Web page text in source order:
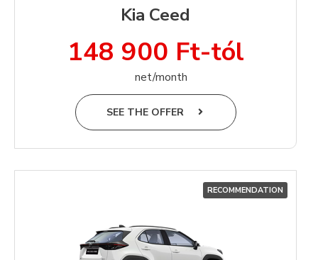
Kia Ceed
148 900 Ft-tól
net/month
SEE THE OFFER
RECOMMENDATION